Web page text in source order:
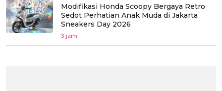
Modifikasi Honda Scoopy Bergaya Retro
Sedot Perhatian Anak Muda di Jakarta
Sneakers Day 2026
3 jam